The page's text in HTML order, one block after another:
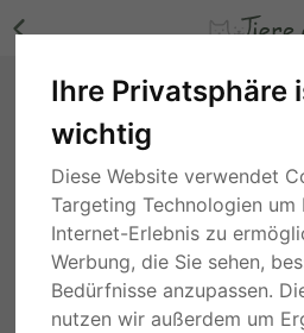
Ihre Privatsphäre
wichtig
Diese Website verwendet
Targeting Technologien um
Internet-Erlebnis zu
Werbung, die Sie sehen,
Bedürfnisse anzupassen.
nutzen wir außerdem um
Fiona, unbekannt - Hündin
Bayern, vor 4 Jahren